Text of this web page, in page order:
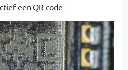
een QR code